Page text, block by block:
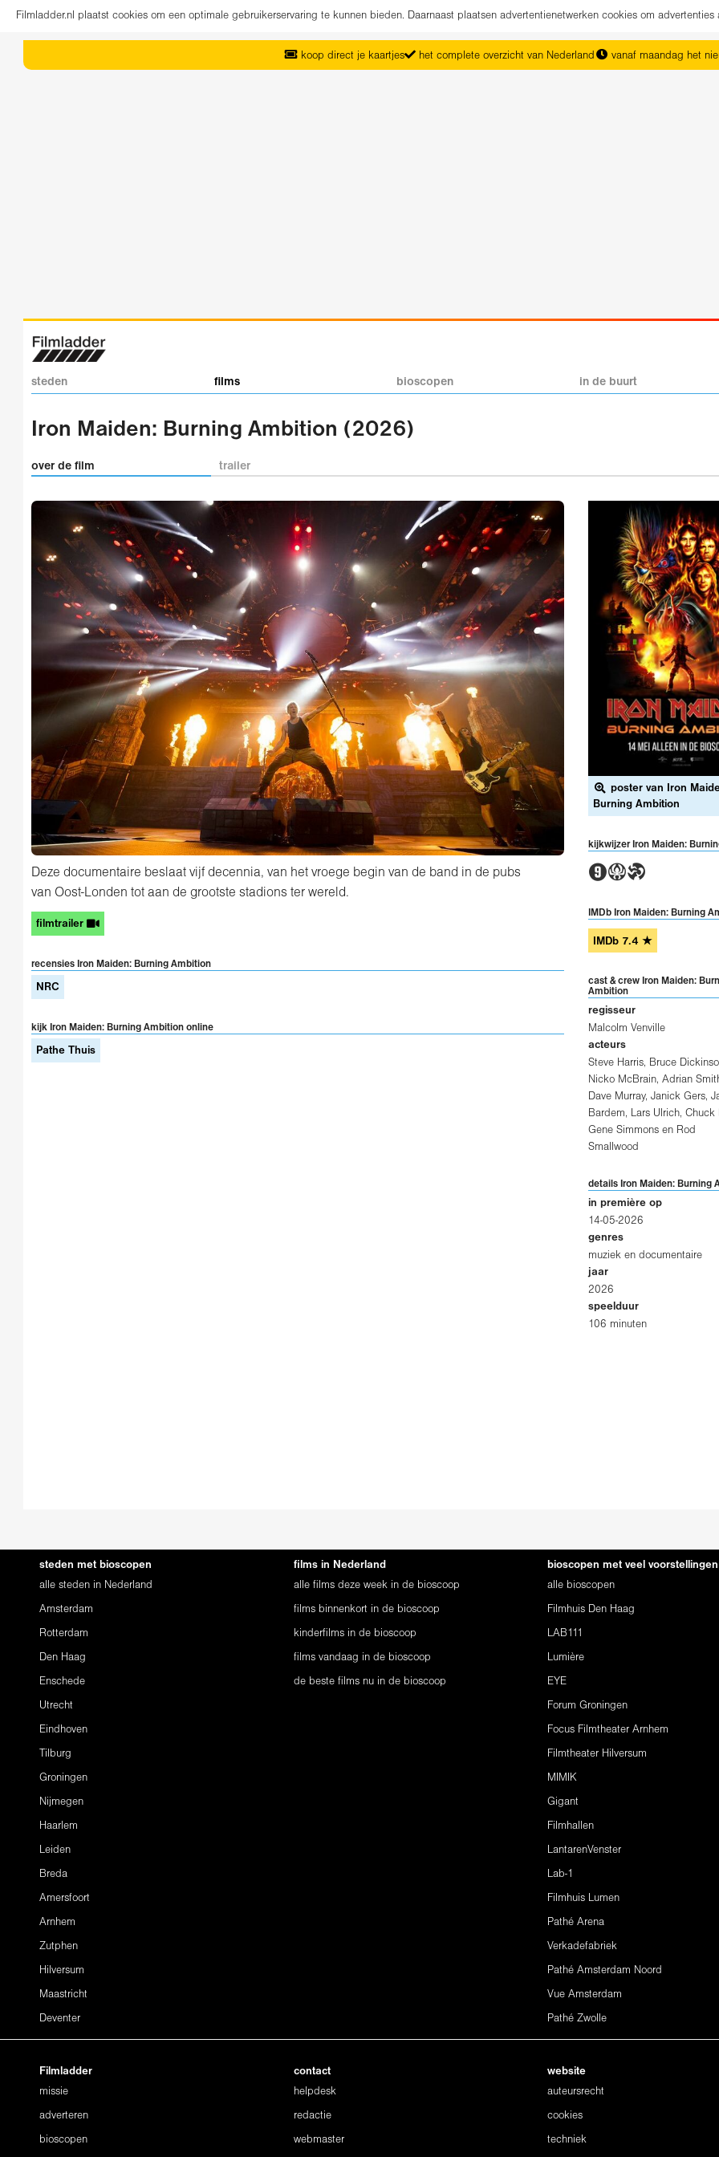
Filmladder.nl plaatst cookies om een optimale gebruikerservaring te kunnen bieden. Daarnaast plaatsen advertentienetwerken cookies om
koop direct je kaartjes het complete overzicht van Nederland vanaf maandag het
steden films bioscopen in de buurt
Iron Maiden: Burning Ambition (2026)
over de film trailer
Deze documentaire beslaat vijf decennia, van het vroege begin van de band in de pubs
van Oost-Londen tot aan de grootste stadions ter wereld.
filmtrailer
recensies Iron Maiden: Burning Ambition
NRC
kijk Iron Maiden: Burning Ambition online
Pathe Thuis
poster van Iron
Burning Ambition
kijkwijzer Iron Maiden:
3AT
IMDb Iron Maiden: Burning
IMDb 7.4 ★
cast & crew Iron Maiden:
Ambition
regisseur
Malcolm Venville
acteurs
Steve Harris, Bruce
Nicko McBrain, Adrian
Dave Murray, Janick Gers,
Bardem, Lars Ulrich, Chuck
Gene Simmons en Rod
Smallwood
details Iron Maiden: Burning
in première op
14-05-2026
genres
muziek en documentaire
jaar
2026
speelduur
106 minuten
steden met bioscopen
alle steden in Nederland
Amsterdam
Rotterdam
Den Haag
Enschede
Utrecht
Eindhoven
Tilburg
Groningen
Nijmegen
Haarlem
Leiden
Breda
Amersfoort
Arnhem
Zutphen
Hilversum
Maastricht
Deventer
films in Nederland
alle films deze week in de bioscoop
films binnenkort in de bioscoop
kinderfilms in de bioscoop
films vandaag in de bioscoop
de beste films nu in de bioscoop
bioscopen met veel voorstellingen
alle bioscopen
Filmhuis Den Haag
LAB111
Lumière
EYE
Forum Groningen
Focus Filmtheater Arnhem
Filmtheater Hilversum
MIMIK
Gigant
Filmhallen
LantarenVenster
Lab-1
Filmhuis Lumen
Pathé Arena
Verkadefabriek
Pathé Amsterdam Noord
Vue Amsterdam
Pathé Zwolle
Filmladder
missie
adverteren
bioscopen
contact
helpdesk
redactie
webmaster
website
auteursrecht
cookies
techniek